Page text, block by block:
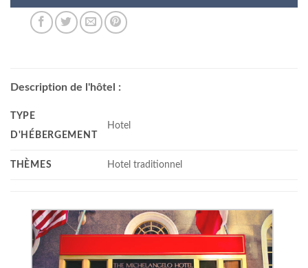
Description de l'hôtel :
TYPE
D'HÉBERGEMENT
Hotel
THÈMES Hotel traditionnel